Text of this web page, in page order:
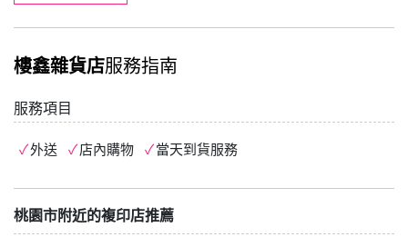
樓鑫雜貨店服務指南
服務項目
外送 店內購物 當天到貨服務
桃園市附近的複印店推薦